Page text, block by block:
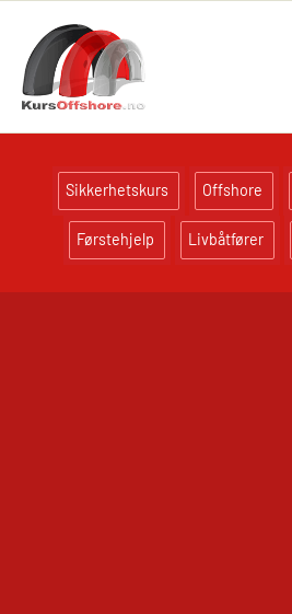
Sikkerhetskurs Offshore
Førstehjelp Livbåtfører